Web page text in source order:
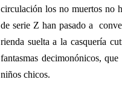
circulación los no muertos no
de serie Z han pasado a
rienda suelta a la casquería
fantasmas decimonónicos,
niños chicos.